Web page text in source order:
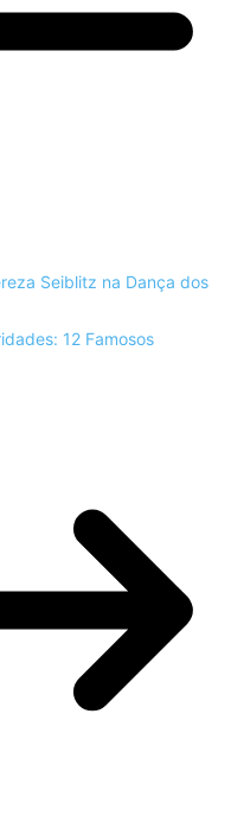
Seiblitz na Dança dos
12 Famosos